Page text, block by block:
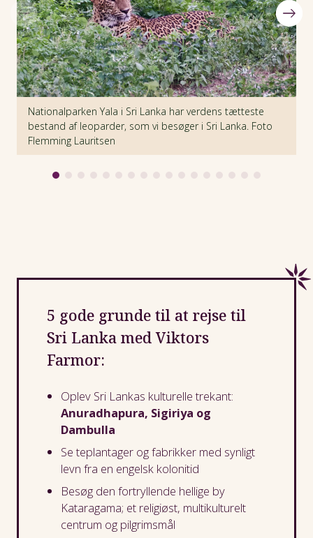
Nationalparken Yala i Sri Lanka har verdens tætteste
bestand af leoparder, som vi besøger i Sri Lanka. Foto
Flemming Lauritsen
5 gode grunde til at rejse til
Sri Lanka med Viktors
Farmor:
Oplev Sri Lankas kulturelle trekant:
Anuradhapura, Sigiriya og
Dambulla
Se teplantager og fabrikker med synligt
levn fra en engelsk kolonitid
Besøg den fortryllende hellige by
Kataragama; et religiøst, multikulturelt
centrum og pilgrimsmål